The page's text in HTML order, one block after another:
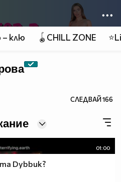
– клю 🪀CHILL ZONE
СЛЕДВАЙ166
01:00
Dybbuk?